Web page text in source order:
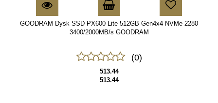
GOODRAM Dysk SSD PX600 Lite 512GB Gen4x4 NVMe 2280
3400/2000MB/s GOODRAM
(0)
513.44
513.44